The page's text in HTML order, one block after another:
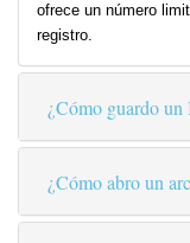
ofrece un número
registro.
¿Cómo guardo
¿Cómo abro un